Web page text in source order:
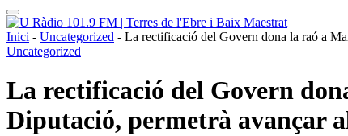
Inici - Uncategorized - La rectificació del Govern dona la raó a
Uncategorized
La rectificació del Govern
Diputació, permetrà avançar